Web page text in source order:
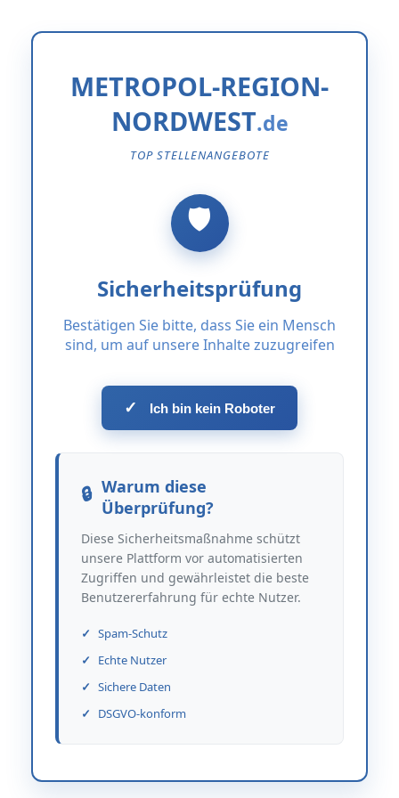
METROPOL-REGION-
NORDWEST
TOP STELLENANGEBOTE
Sicherheitsprüfung
Bestätigen Sie bitte, dass Sie ein Mensch
sind, um auf unsere Inhalte zuzugreifen
✓ Ich bin kein Roboter
Warum diese
Überprüfung?
Diese Sicherheitsmaßnahme schützt
unsere Plattform vor automatisierten
Zugriffen und gewährleistet die beste
Benutzererfahrung für echte Nutzer.
Spam-Schutz
Echte Nutzer
Sichere Daten
DSGVO-konform